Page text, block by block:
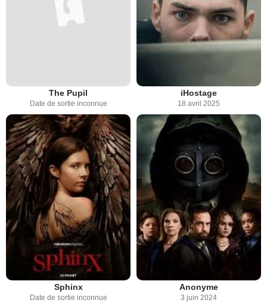
The Pupil
Date de sortie inconnue
iHostage
18 avril 2025
Sphinx
Date de sortie inconnue
Anonyme
3 juin 2024